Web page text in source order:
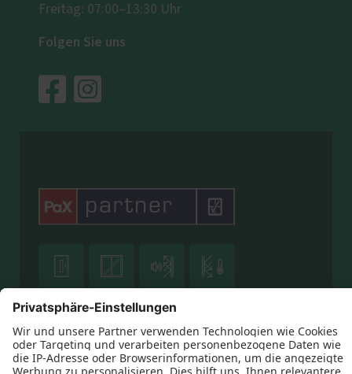
Freitag: 07:00–13:30 Uhr
Folgen Sie uns
   
